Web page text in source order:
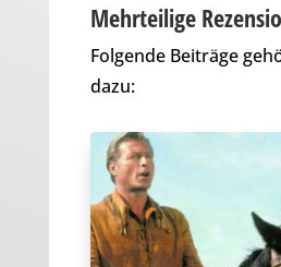
Mehrteilige
Folgende Beiträge
dazu: